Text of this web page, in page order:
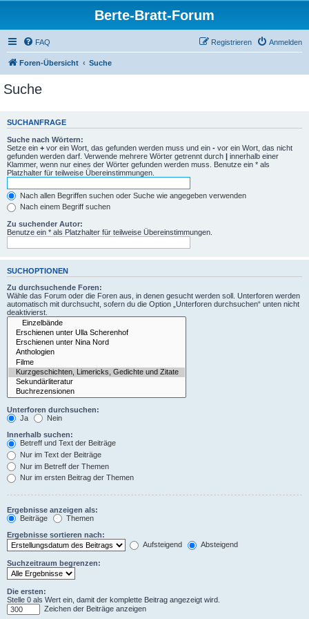
Berte-Bratt-Forum
FAQ Anmelden
Registrieren
Foren-Übersicht Suche
Suche
SUCHANFRAGE
Suche nach Wörtern:
Setze ein + vor ein Wort, das gefunden werden muss und ein - vor ein Wort, das nicht
gefunden werden darf. Verwende mehrere Wörter getrennt durch | innerhalb einer
Klammer, wenn nur eines der Wörter gefunden werden muss. Benutze ein * als
Platzhalter für teilweise Übereinstimmungen.
Nach allen Begriffen suchen oder Suche wie angegeben verwenden
Nach einem Begriff suchen
Zu suchender Autor:
Benutze ein * als Platzhalter für teilweise Übereinstimmungen.
SUCHOPTIONEN
Zu durchsuchende Foren:
Wähle das Forum oder die Foren aus, in denen gesucht werden soll. Unterforen werden
automatisch mit durchsucht, sofern du die Option „Unterforen durchsuchen“ unten nicht
deaktivierst.
Unterforen durchsuchen:
Ja
Nein
Innerhalb suchen:
Betreff und Text der Beiträge
Nur im Text der Beiträge
Nur im Betreff der Themen
Nur im ersten Beitrag der Themen
Ergebnisse anzeigen als:
Beiträge
Themen
Ergebnisse sortieren nach:
Aufsteigend
Absteigend
Suchzeitraum begrenzen:
Die ersten:
Stelle 0 als Wert ein, damit der komplette Beitrag angezeigt wird.
Zeichen der Beiträge anzeigen